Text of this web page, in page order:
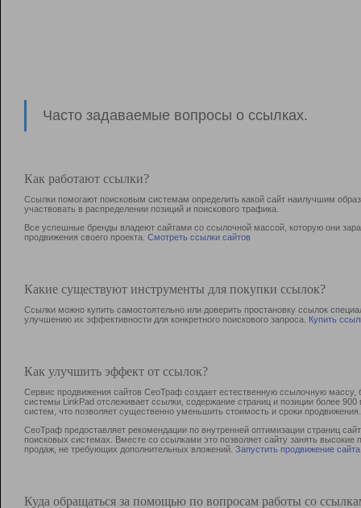
Часто задаваемые вопросы о ссылках.
Как работают ссылки?
Ссылки помогают поисковым системам определить какой сайт наилучшим
участвовать в раcпределении позиций и поискового трафика.
Все успешные бренды владеют сайтами со ссылочной массой, которую они
продвижения своего проекта. Смотреть ссылки сайтов
Какие существуют инструменты для покупки ссылок?
Ссылки можно купить самостоятельно или доверить простановку ссылок
улучшению их эффективности для конкретного поискового запроса. Купить
Как улучшить эффект от ссылок?
Сервис продвижения сайтов СеоТраф создает естественную ссылочную
системы LinkPad отслеживает ссылки, содержание страниц и позиции более
систем, что позволяет существенно уменьшить стоимость и сроки продвижения.
СеоТраф предоставляет рекомендации по внутренней оптимизации страниц
поисковых системах. Вместе со ссылками это позволяет сайту занять
продаж, не требующих дополнительных вложений. Запустить продвижение сайта
Куда обращаться за помощью по вопросам работы со